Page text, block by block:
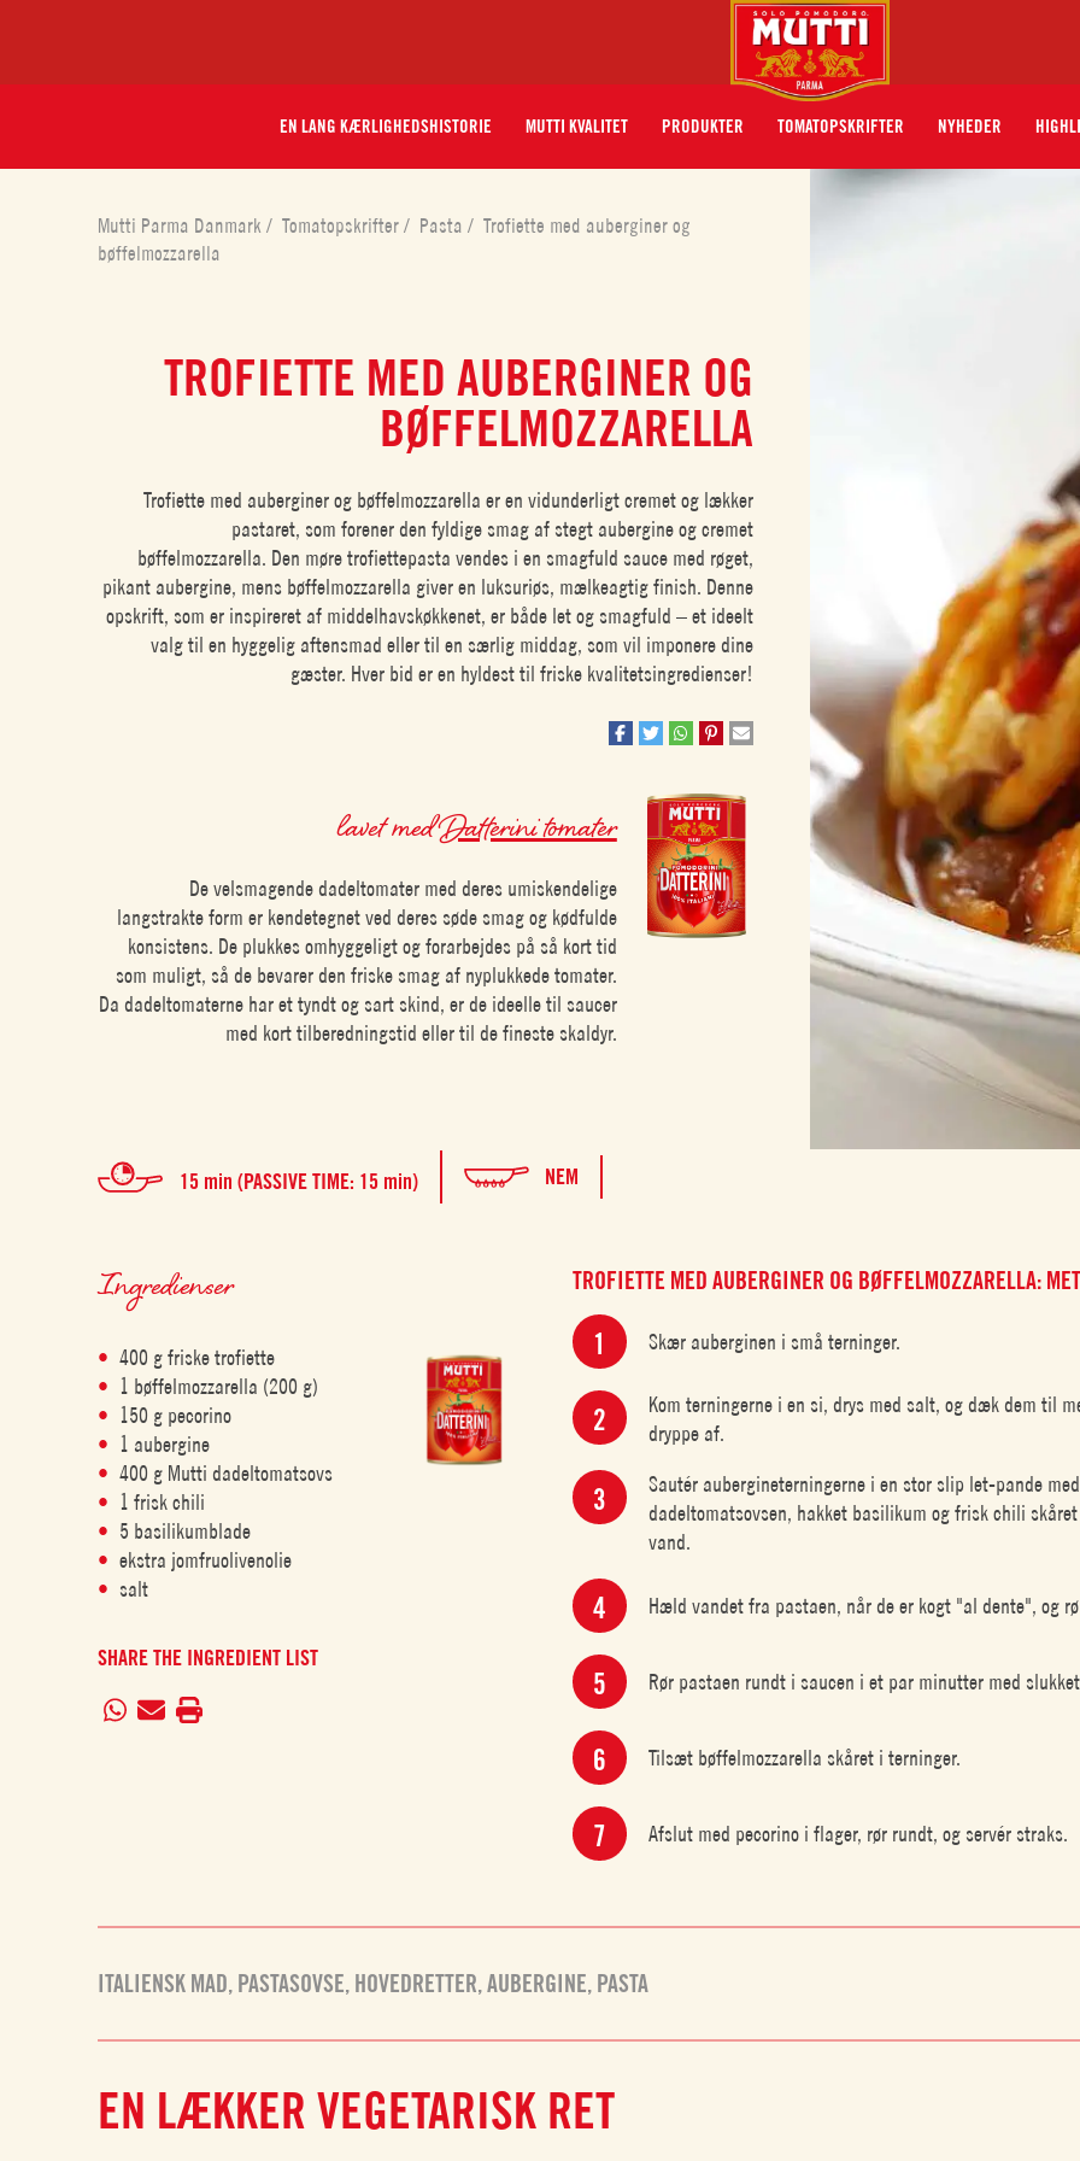
EN LANG KÆRLIGHEDSHISTORIE MUTTI KVALITET PRODUKTER TOMATOPSKRIFTER NYHEDER
Mutti Parma Danmark/ Tomatopskrifter/ Pasta/ Trofiette med auberginer og
bøffelmozzarella
TROFIETTE MED AUBERGINER OG
BØFFELMOZZARELLA
Trofiette med auberginer og bøffelmozzarella er en vidunderligt cremet og lækker
pastaret, som forener den fyldige smag af stegt aubergine og cremet
bøffelmozzarella. Den møre trofiettepasta vendes i en smagfuld sauce med røget,
pikant aubergine, mens bøffelmozzarella giver en luksuriøs, mælkeagtig finish. Denne
opskrift, som er inspireret af middelhavskøkkenet, er både let og smagfuld – et ideelt
valg til en hyggelig aftensmad eller til en særlig middag, som vil imponere dine
gæster. Hver bid er en hyldest til friske kvalitetsingredienser!
lavet medDatterini tomater
De velsmagende dadeltomater med deres umiskendelige
langstrakte form er kendetegnet ved deres søde smag og kødfulde
konsistens. De plukkes omhyggeligt og forarbejdes på så kort tid
som muligt, så de bevarer den friske smag af nyplukkede tomater.
Da dadeltomaterne har et tyndt og sart skind, er de ideelle til saucer
med kort tilberedningstid eller til de fineste skaldyr.
15 min (PASSIVE TIME: 15 min) NEM
Ingredienser
400 g friske trofiette
1 bøffelmozzarella (200 g)
150 g pecorino
1 aubergine
400 g Mutti dadeltomatsovs
1 frisk chili
5 basilikumblade
ekstra jomfruolivenolie
salt
SHARE THE INGREDIENT LIST
TROFIETTE MED AUBERGINER OG BØFFELMOZZARELLA:
Skær auberginen i små terninger.
Kom terningerne i en si, drys med salt, og dæk dem til
dryppe af.
Sautér aubergineterningerne i en stor slip let-pande
dadeltomatsovsen, hakket basilikum og frisk chili
vand.
Hæld vandet fra pastaen, når de er kogt "al dente", og
Rør pastaen rundt i saucen i et par minutter med
Tilsæt bøffelmozzarella skåret i terninger.
Afslut med pecorino i flager, rør rundt, og servér straks.
ITALIENSK MAD, PASTASOVSE, HOVEDRETTER,AUBERGINE, PASTA
EN LÆKKER VEGETARISK RET